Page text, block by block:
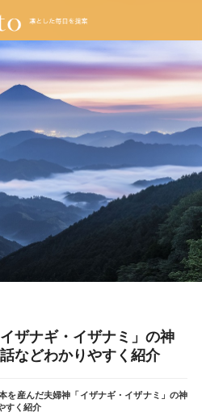
ザナギ・イザナミ」の神
などわかりやすく紹介
を産んだ夫婦神「イザナギ・イザナミ」の神
すく紹介